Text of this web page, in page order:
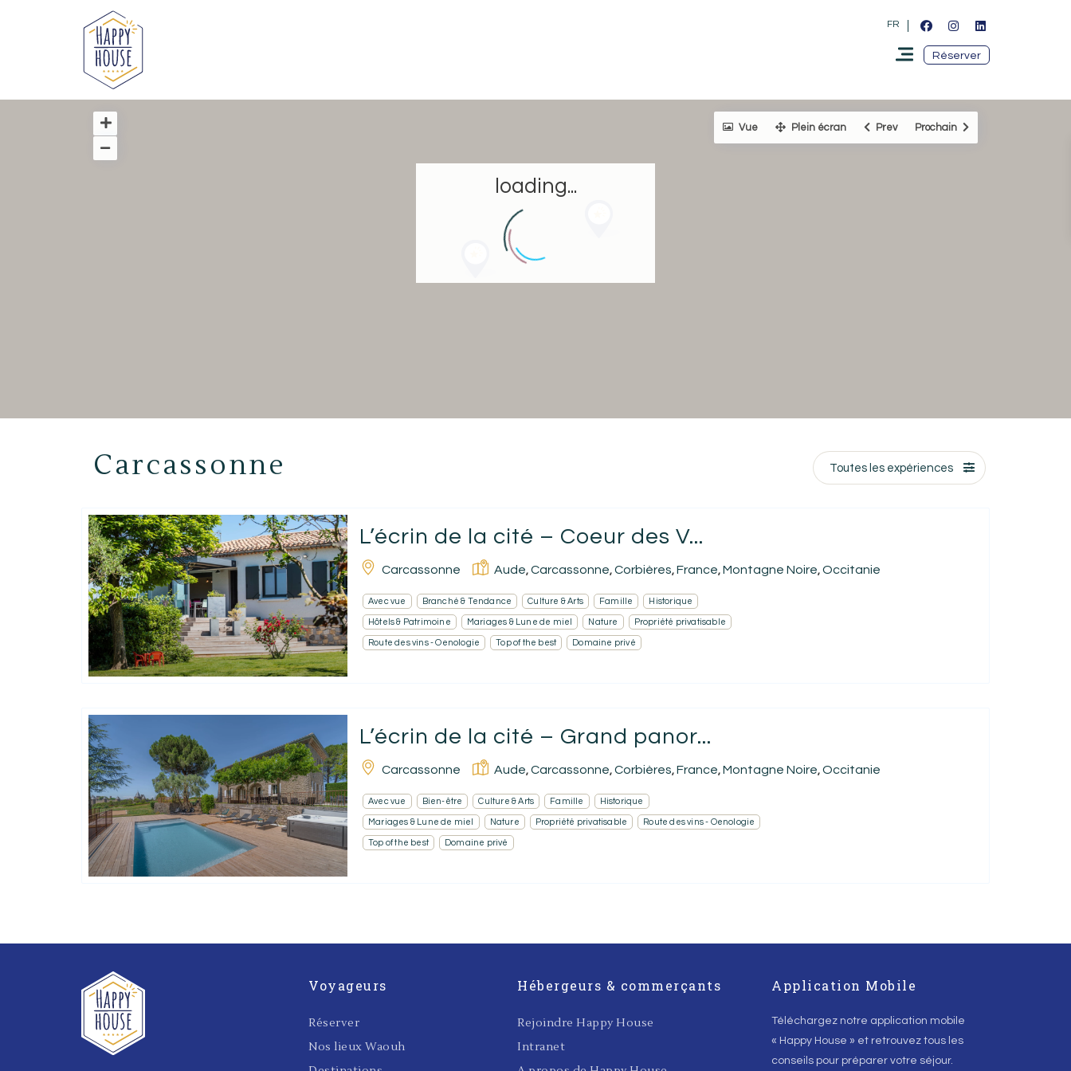
FR
Réserver
loading...
Vue Plein écran Prev Prochain
Carcassonne Toutes les expériences
L’écrin de la cité – Coeur des V...
Carcassonne Aude, Carcassonne, Corbières, France, Montagne Noire, Occitanie
Avec vue Branché & Tendance Culture & Arts Famille Historique
Hôtels & Patrimoine Mariages & Lune de miel Nature Propriété privatisable
Route des vins - Oenologie Top of the best Domaine privé
L’écrin de la cité – Grand panor...
Carcassonne Aude, Carcassonne, Corbières, France, Montagne Noire, Occitanie
Avec vue Bien-être Culture & Arts Famille Historique
Mariages & Lune de miel Nature Propriété privatisable Route des vins - Oenologie
Top of the best Domaine privé
Voyageurs
Réserver
Nos lieux Waouh
Hébergeurs & commerçants
Rejoindre Happy House
Intranet
Application Mobile
Téléchargez notre application mobile
« Happy House » et retrouvez tous les
conseils pour préparer votre séjour.